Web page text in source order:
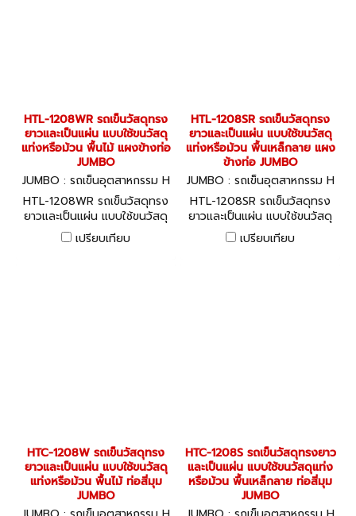
HTL-1208WR รถเข็นวัสดุทรง
ยาวและเป็นแผ่น แบบใช้ขนวัสดุ
แท่งหรือม้วน พื้นไม้ แผงข้างท่อ
JUMBO
JUMBO : รถเข็นอุตสาหกรรม H
TL-1208WR
HTL-1208WR รถเข็นวัสดุทรง
ยาวและเป็นแผ่น แบบใช้ขนวัสดุ
แท่งหรือม้วน พื้นไม้ แผงข้างท่อ
JUMBO
เปรียบเทียบ
HTL-1208SR รถเข็นวัสดุทรง
ยาวและเป็นแผ่น แบบใช้ขนวัสดุ
แท่งหรือม้วน พื้นเหล็กลาย แผง
ข้างท่อ JUMBO
JUMBO : รถเข็นอุตสาหกรรม H
TL-1208SR
HTL-1208SR รถเข็นวัสดุทรง
ยาวและเป็นแผ่น แบบใช้ขนวัสดุ
แท่งหรือม้วน พื้นเหล็กลาย แผง
ข้างท่อ JUMBO
เปรียบเทียบ
HTC-1208W รถเข็นวัสดุทรง
ยาวและเป็นแผ่น แบบใช้ขนวัสดุ
แท่งหรือม้วน พื้นไม้ ท่อสี่มุม
JUMBO
HTC-1208S รถเข็นวัสดุทรงยาว
และเป็นแผ่น แบบใช้ขนวัสดุแท่ง
หรือม้วน พื้นเหล็กลาย ท่อสี่มุม
JUMBO